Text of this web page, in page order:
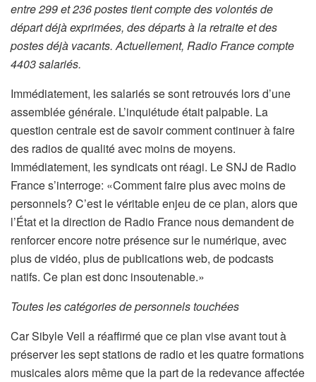
entre 299 et 236 postes tient compte des volontés de
départ déjà exprimées, des départs à la retraite et des
postes déjà vacants. Actuellement, Radio France compte
4403 salariés.
Immédiatement, les salariés se sont retrouvés lors d’une
assemblée générale. L’inquiétude était palpable. La
question centrale est de savoir comment continuer à faire
des radios de qualité avec moins de moyens.
Immédiatement, les syndicats ont réagi. Le SNJ de Radio
France s’interroge: «Comment faire plus avec moins de
personnels? C’est le véritable enjeu de ce plan, alors que
l’État et la direction de Radio France nous demandent de
renforcer encore notre présence sur le numérique, avec
plus de vidéo, plus de publications web, de podcasts
natifs. Ce plan est donc insoutenable.»
Toutes les catégories de personnels touchées
Car Sibyle Veil a réaffirmé que ce plan vise avant tout à
préserver les sept stations de radio et les quatre formations
musicales alors même que la part de la redevance affectée